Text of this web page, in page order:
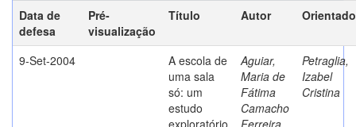
Data de
defesa
Pré-
visualização
Título Autor
9-Set-2004
A escola de
uma sala
só: um
estudo
exploratório
Aguiar,
Maria de
Fátima
Camacho
Ferreira
Petraglia,
Izabel
Cristina